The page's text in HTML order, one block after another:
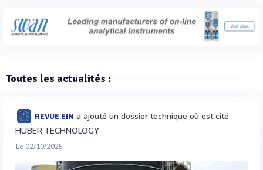
Toutes les actualités :
REVUE EIN a ajouté un dossier technique où est cité
HUBER TECHNOLOGY
Le 02/10/2025